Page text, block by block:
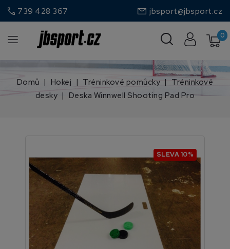
call 739 428 367 jbsport@jbsport.cz
0
Domů Hokej Tréninkové pomůcky
Tréninkové
desky
Deska Winnwell Shooting Pad Pro
SLEVA 10%